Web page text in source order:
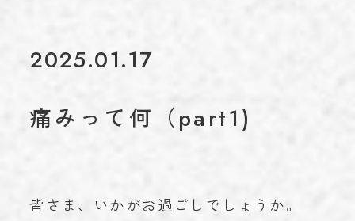
施設基準情報などの掲示について
診療について
脳神経外科
脳ドック・健康診断 BRAIN DOCK
2025.01.17
痛みって何（part1)
皆さま、いかがお過ごしでしょうか。